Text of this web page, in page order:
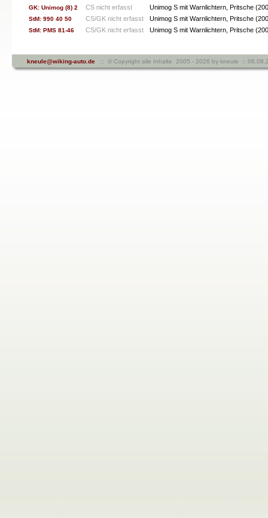
GK: Unimog (8) 2 CS nicht erfasst Unimog S mit Warnlichtern, Pritsche
StM: 990 40 50 CS/GK nicht erfasst Unimog S mit Warnlichtern, Pritsche
StM: PMS 81-46 CS/GK nicht erfasst Unimog S mit Warnlichtern, Pritsche
kneule@wiking-auto.de :: © Copyright alle Inhalte 2005 - 2026 by kneule ::